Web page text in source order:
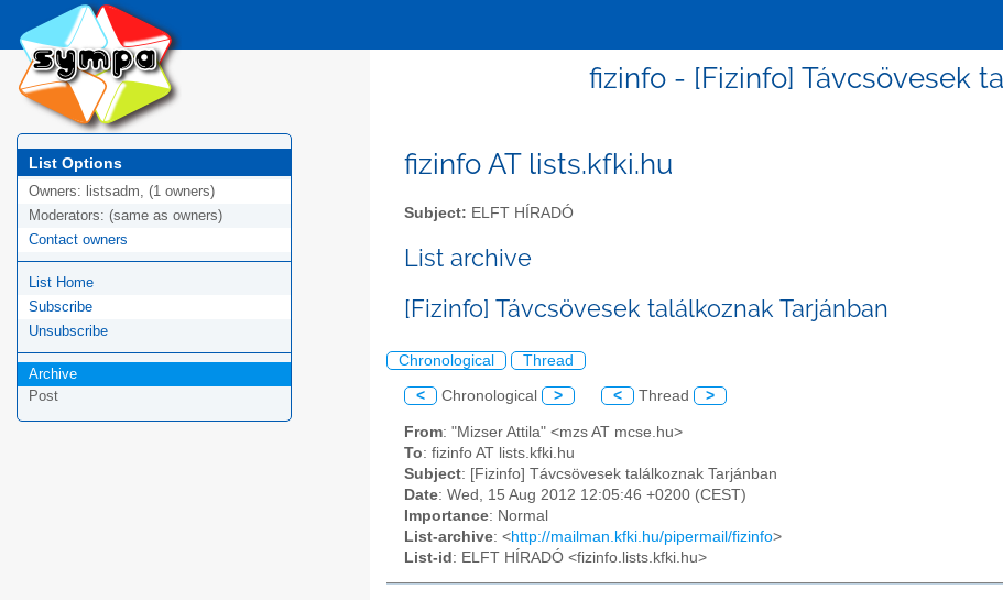
fizinfo - [Fizinfo] Távcsövesek
List Options
Owners: listsadm, (1 owners)
Moderators: (same as owners)
Contact owners
List Home
Subscribe
Unsubscribe
Archive
Post
fizinfo AT lists.kfki.hu
Subject: ELFT HÍRADÓ
List archive
[Fizinfo] Távcsövesek találkoznak Tarjánban
Chronological Thread
< Chronological > < Thread >
From: "Mizser Attila" <mzs AT mcse.hu>
To: fizinfo AT lists.kfki.hu
Subject: [Fizinfo] Távcsövesek találkoznak Tarjánban
Date: Wed, 15 Aug 2012 12:05:46 +0200 (CEST)
Importance: Normal
List-archive: <http://mailman.kfki.hu/pipermail/fizinfo>
List-id : ELFT HÍRADÓ <fizinfo.lists.kfki.hu>